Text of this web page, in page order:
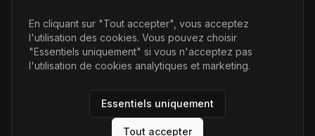
Liens
Accueil
Articles
AI Futur. Tous droits réservés.
En cliquant sur "Tout accepter", vous acceptez
l'utilisation des cookies. Vous pouvez choisir
"Essentiels uniquement" si vous n'acceptez pas
l'utilisation de cookies analytiques et marketing.
Essentiels uniquement
Tout accepter